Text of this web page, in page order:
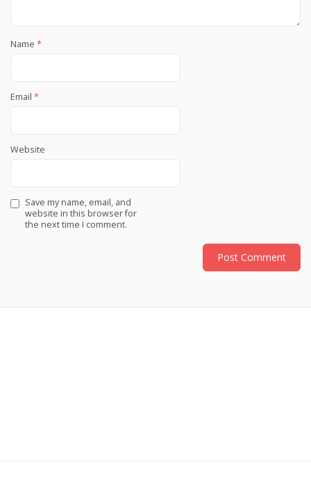
Name *
Email *
Website
Save my name, email, and
website in this browser for
the next time I comment.